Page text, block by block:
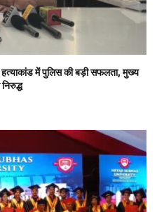
में पुलिस की बड़ी सफलता, मुख्य